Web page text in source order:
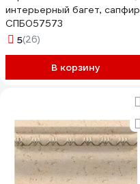
интерьерный багет, сапфир
СПБ057573
5(26)
В корзину